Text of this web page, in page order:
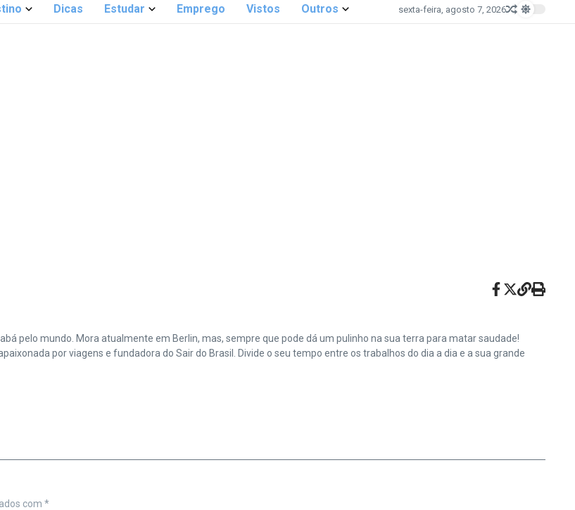
Dicas Estudar Emprego Vistos Outros sexta-feira, agosto 7, 2026
pelo mundo. Mora atualmente em Berlin, mas, sempre que pode dá um pulinho na sua terra para matar saudade!
por viagens e fundadora do Sair do Brasil. Divide o seu tempo entre os trabalhos do dia a dia e a sua grande
com *